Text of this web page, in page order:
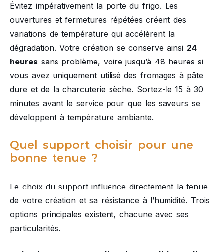
Évitez impérativement la porte du frigo. Les
ouvertures et fermetures répétées créent des
variations de température qui accélèrent la
dégradation. Votre création se conserve ainsi 24
heures sans problème, voire jusqu’à 48 heures si
vous avez uniquement utilisé des fromages à pâte
dure et de la charcuterie sèche. Sortez-le 15 à 30
minutes avant le service pour que les saveurs se
développent à température ambiante.
Quel support choisir pour une
bonne tenue ?
Le choix du support influence directement la tenue
de votre création et sa résistance à l’humidité. Trois
options principales existent, chacune avec ses
particularités.